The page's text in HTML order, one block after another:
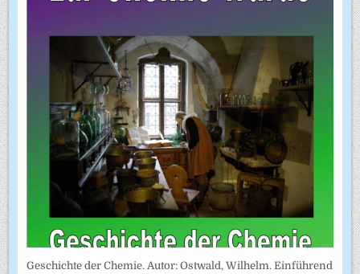
Geschichte der Chemie. Autor: Ostwald, Wilhelm. Einführend